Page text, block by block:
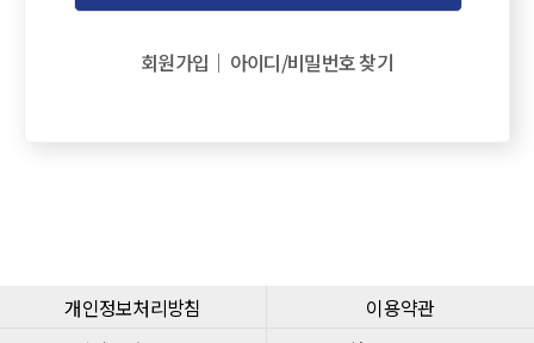
회원가입 아이디/비밀번호 찾기
개인정보처리방침
이용약관